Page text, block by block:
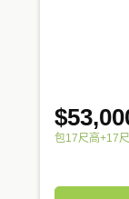
包17尺高+17